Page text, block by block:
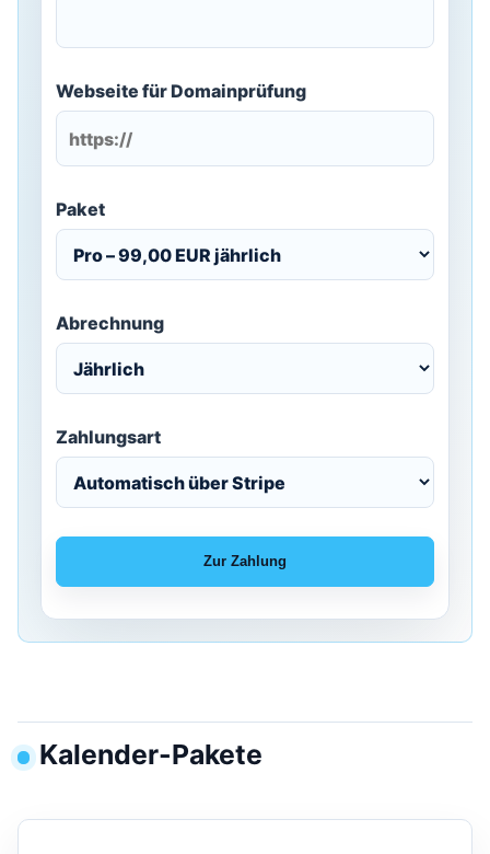
Webseite für Domainprüfung
Paket
Abrechnung
Zahlungsart
Zur Zahlung
Kalender-Pakete